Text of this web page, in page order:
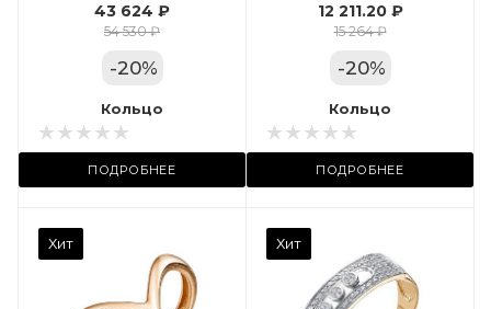
43 624 ₽
54 530 ₽
-20%
Кольцо
ПОДРОБНЕЕ
Цвет золота
КРАС
Местоположение:
ТРЦ «Арена»
12 211.20 ₽
15 264 ₽
-20%
Кольцо
ПОДРОБНЕЕ
Хит Хит
Фианит